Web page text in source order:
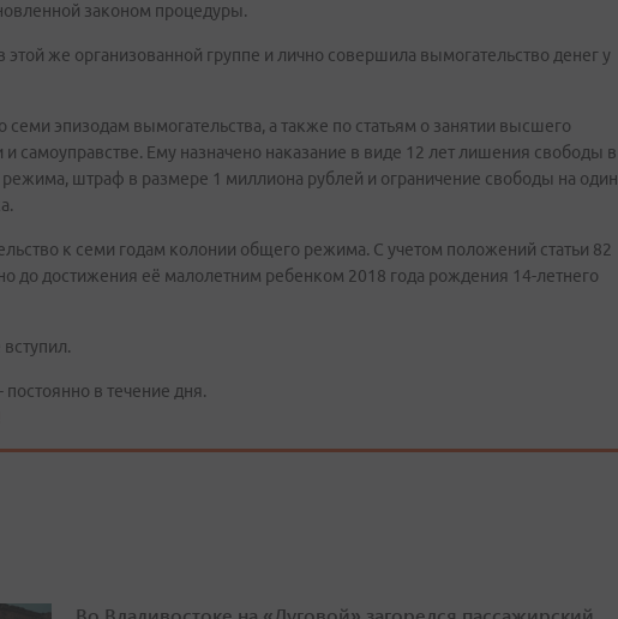
законом процедуры.
этой же организованной группе и лично совершила вымогательство денег у
эпизодам вымогательства, а также по статьям о занятии высшего
самоуправстве. Ему назначено наказание в виде 12 лет лишения свободы в
режима, штраф в размере 1 миллиона рублей и ограничение свободы на один
к семи годам колонии общего режима. С учетом положений статьи 82
до достижения её малолетним ребенком 2018 года рождения 14-летнего
в течение дня.